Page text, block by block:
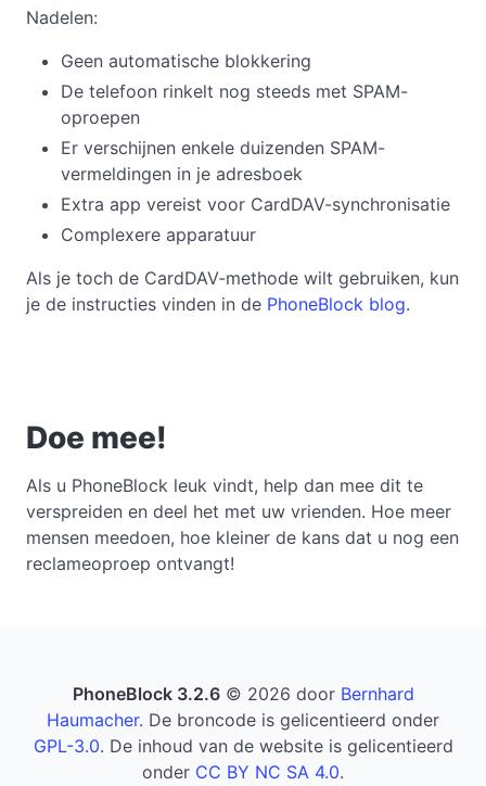
Nadelen:
Geen automatische blokkering
De telefoon rinkelt nog steeds met SPAM-
oproepen
Er verschijnen enkele duizenden SPAM-
vermeldingen in je adresboek
Extra app vereist voor CardDAV-synchronisatie
Complexere apparatuur
Als je toch de CardDAV-methode wilt gebruiken, kun
je de instructies vinden in de PhoneBlock blog.
Doe mee!
Als u PhoneBlock leuk vindt, help dan mee dit te
verspreiden en deel het met uw vrienden. Hoe meer
mensen meedoen, hoe kleiner de kans dat u nog een
reclameoproep ontvangt!
PhoneBlock 3.2.6© 2026 door Bernhard
Haumacher. De broncode is gelicentieerd onder
GPL-3.0. De inhoud van de website is gelicentieerd
onder CC BY NC SA 4.0.